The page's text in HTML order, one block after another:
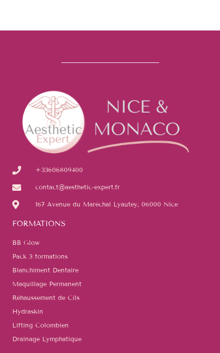
+33606809400
contact@aesthetic-expert.fr
167 Avenue du Maréchal Lyautey, 06000 Nice
FORMATIONS
BB Glow
Pack 3 formations
Blanchiment Dentaire
Maquillage Permanent
Réhaussement de Cils
Hydraskin
Lifting Colombien
Drainage Lymphatique